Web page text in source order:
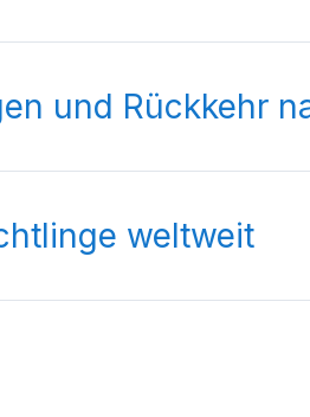
und Rückkehr
weltweit